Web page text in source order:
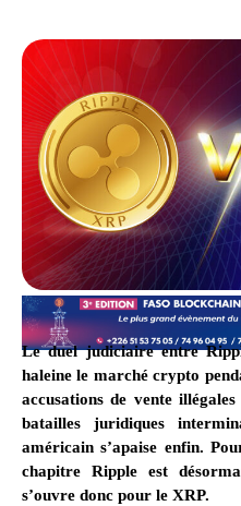
Le duel judiciaire entre
haleine le marché crypto
accusations de vente
batailles juridiques
américain s’apaise enfin.
chapitre Ripple est
s’ouvre donc pour le XRP.